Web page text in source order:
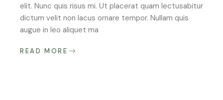
elit. Nunc quis risus mi. Ut placerat quam lectusabitur
dictum velit non lacus ornare tempor. Nullam quis
augue in leo aliquet ma
READ MORE